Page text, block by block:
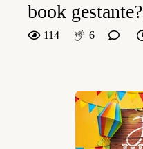
book gestante?
114 6